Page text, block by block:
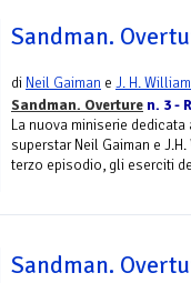
Sandman.
di Neil Gaiman e J. H.
Sandman. Overture n. 3 -
La nuova miniserie
superstar Neil Gaiman e
terzo episodio, gli eserciti
Sandman.